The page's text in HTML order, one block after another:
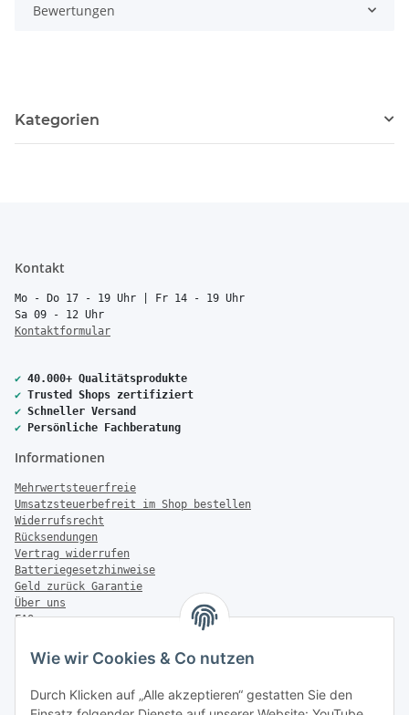
Wie wir Cookies & Co nutzen
Durch Klicken auf „Alle akzeptieren“ gestatten Sie den
Bewertungen
Kategorien
Kontakt
Mo - Do 17 - 19 Uhr | Fr 14 - 19 Uhr
Sa 09 - 12 Uhr
Kontaktformular
✔ 40.000+ Qualitätsprodukte
✔ Trusted Shops zertifiziert
✔ Schneller Versand
✔ Persönliche Fachberatung
Informationen
Mehrwertsteuerfreie
Umsatzsteuerbefreit im Shop bestellen
Widerrufsrecht
Rücksendungen
Vertrag widerrufen
Batteriegesetzhinweise
Geld zurück Garantie
Über uns
FAQ
Zahlung & Versand